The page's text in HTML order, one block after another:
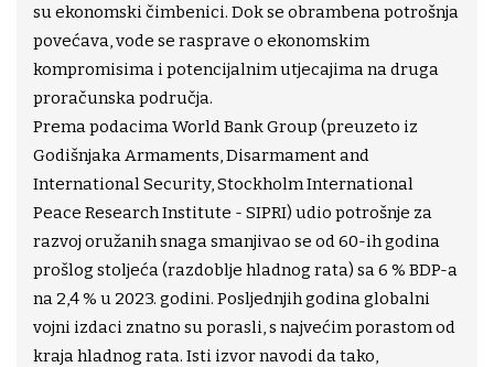
su ekonomski čimbenici. Dok se obrambena potrošnja
povećava, vode se rasprave o ekonomskim
kompromisima i potencijalnim utjecajima na druga
proračunska područja.
Prema podacima World Bank Group (preuzeto iz
Godišnjaka Armaments, Disarmament and
International Security, Stockholm International
Peace Research Institute - SIPRI) udio potrošnje za
razvoj oružanih snaga smanjivao se od 60-ih godina
prošlog stoljeća (razdoblje hladnog rata) sa 6 % BDP-a
na 2,4 % u 2023. godini. Posljednjih godina globalni
vojni izdaci znatno su porasli, s najvećim porastom od
kraja hladnog rata. Isti izvor navodi da tako,